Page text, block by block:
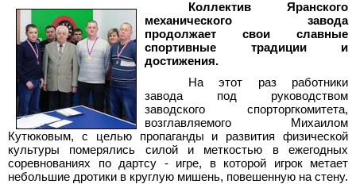
Коллектив Яранского
механического завода
продолжает свои славные
спортивные традиции и
достижения.
На этот раз работники
завода под руководством
заводского спорторгкомитета,
возглавляемого Михаилом
Кутюковым, с целью пропаганды и развития физической
культуры померялись силой и меткостью в ежегодных
соревнованиях по дартсу - игре, в которой игрок метает
небольшие дротики в круглую мишень, повешенную на стену.